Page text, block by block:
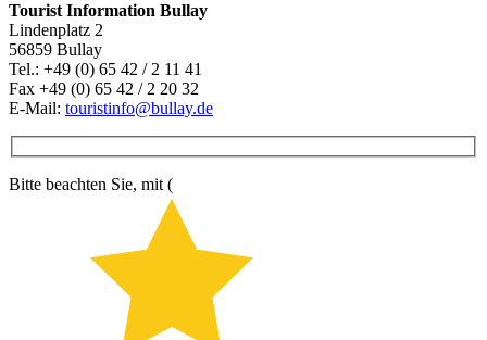
Tourist Information Bullay
Lindenplatz 2
56859 Bullay
Tel.: +49 (0) 65 42 / 2 11 41
Fax +49 (0) 65 42 / 2 20 32
E-Mail: touristinfo@bullay.de
Bitte beachten Sie, mit (